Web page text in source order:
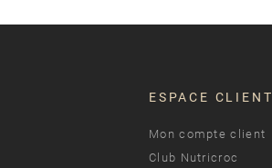
ESPACE CLIENT
Mon compte client
Club Nutricroc